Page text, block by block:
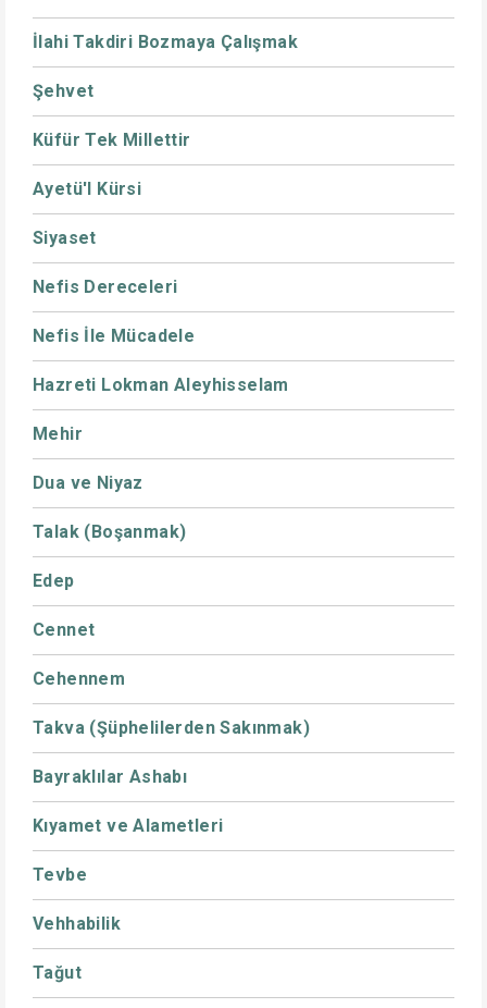
İlahi Takdiri Bozmaya Çalışmak
Şehvet
Küfür Tek Millettir
Ayetü'l Kürsi
Siyaset
Nefis Dereceleri
Nefis İle Mücadele
Hazreti Lokman Aleyhisselam
Mehir
Dua ve Niyaz
Talak (Boşanmak)
Edep
Cennet
Cehennem
Takva (Şüphelilerden Sakınmak)
Bayraklılar Ashabı
Kıyamet ve Alametleri
Tevbe
Vehhabilik
Tağut